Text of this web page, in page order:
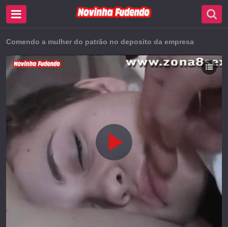
Comendo a mulher do patrão no deposito da empresa